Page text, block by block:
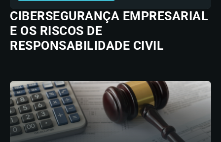
CIBERSEGURANÇA EMPRESARIAL
E OS RISCOS DE
RESPONSABILIDADE CIVIL